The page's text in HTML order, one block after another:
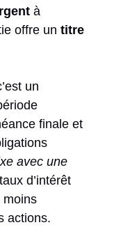
à
offre un titre
un
finale et
avec une
d’intérêt
moins
actions.